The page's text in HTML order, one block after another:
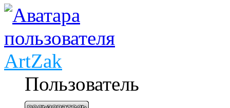
ArtZak
Пользователь